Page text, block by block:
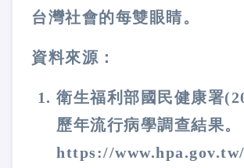
台灣社會的每雙眼睛。
資料來源：
衛生福利部國民健康署
歷年流行病學調查結果。
https://